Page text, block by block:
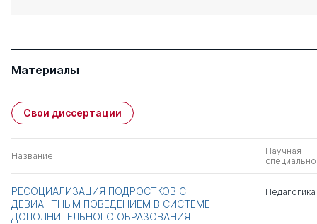
Материалы
Свои диссертации
Название
Научная
РЕСОЦИАЛИЗАЦИЯ ПОДРОСТКОВ С
ДЕВИАНТНЫМ ПОВЕДЕНИЕМ В СИСТЕМЕ
ДОПОЛНИТЕЛЬНОГО ОБРАЗОВАНИЯ
Педагогика